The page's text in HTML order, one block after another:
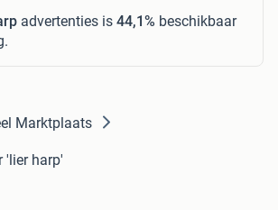
advertenties is 44,1% beschikbaar
Marktplaats
'lier harp'